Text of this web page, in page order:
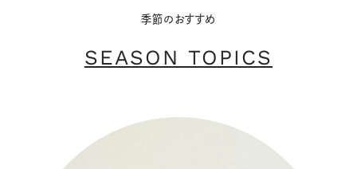
季節のおすすめ
SEASON TOPICS